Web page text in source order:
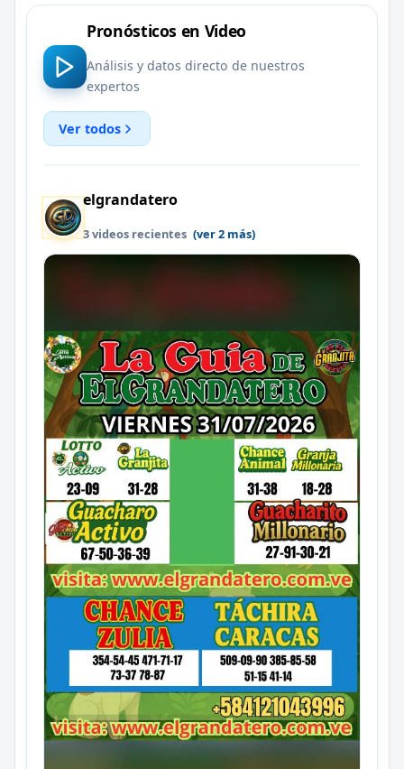
Pronósticos en Video
Análisis y datos directo de nuestros
expertos
Ver todos
elgrandatero
3 videos recientes (ver 2 más)